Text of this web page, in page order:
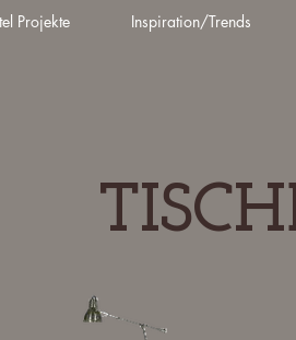
Projekte Inspiration/Trends